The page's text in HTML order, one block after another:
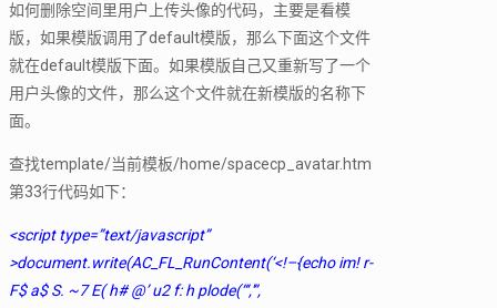
如何删除空间里用户上传头像的代码，主要是看模
版，如果模版调用了default模版，那么下面这个文件
就在default模版下面。如果模版自己又重新写了一个
用户头像的文件，那么这个文件就在新模版的名称下
面。
查找template/当前模板/home/spacecp_avatar.htm
第33行代码如下：
<script type=”text/javascript”
>document.write(AC_FL_RunContent(‘<!–{echo im! r-
F$ a$ S. ~7 E( h# @’ u2 f: h plode(“‘,'”,